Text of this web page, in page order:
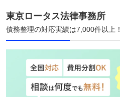
東京ロータス法律事務所
債務整理の対応実績は7,000件以上！